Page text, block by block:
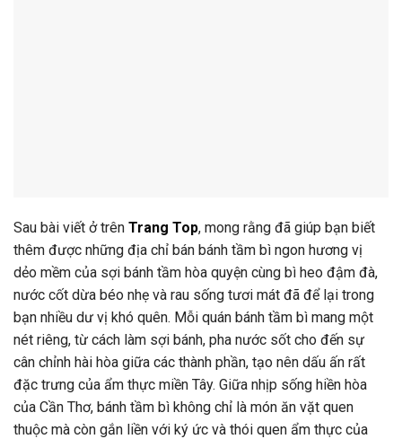
Sau bài viết ở trên Trang Top, mong rằng đã giúp bạn biết
thêm được những địa chỉ bán bánh tầm bì ngon hương vị
dẻo mềm của sợi bánh tầm hòa quyện cùng bì heo đậm đà,
nước cốt dừa béo nhẹ và rau sống tươi mát đã để lại trong
bạn nhiều dư vị khó quên. Mỗi quán bánh tầm bì mang một
nét riêng, từ cách làm sợi bánh, pha nước sốt cho đến sự
cân chỉnh hài hòa giữa các thành phần, tạo nên dấu ấn rất
đặc trưng của ẩm thực miền Tây. Giữa nhịp sống hiền hòa
của Cần Thơ, bánh tầm bì không chỉ là món ăn vặt quen
thuộc mà còn gắn liền với ký ức và thói quen ẩm thực của